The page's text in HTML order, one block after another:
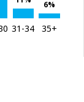
6%
31-34 35+